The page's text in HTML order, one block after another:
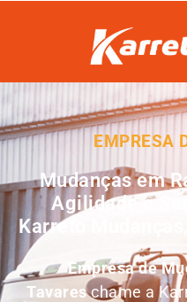
EMPRESA
Mudanças em
Agilidade e
Karreto
Empresa de
Tavareschame a